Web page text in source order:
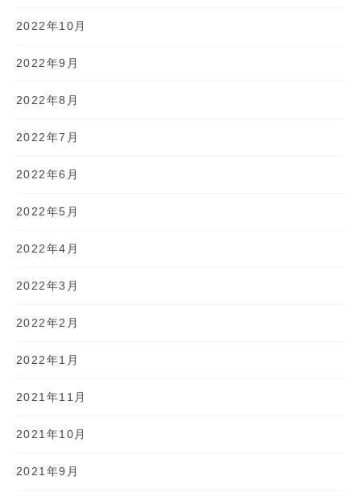
2022年10月
2022年9月
2022年8月
2022年7月
2022年6月
2022年5月
2022年4月
2022年3月
2022年2月
2022年1月
2021年11月
2021年10月
2021年9月